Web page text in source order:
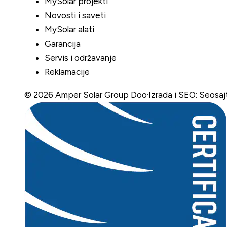
Novosti i saveti
MySolar alati
Garancija
Servis i održavanje
Reklamacije
© 2026 Amper Solar Group Doo·Izrada i SEO: